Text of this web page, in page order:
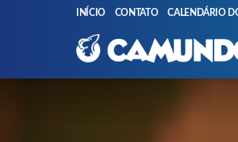
INÍCIO CONTATO CALENDÁRIO